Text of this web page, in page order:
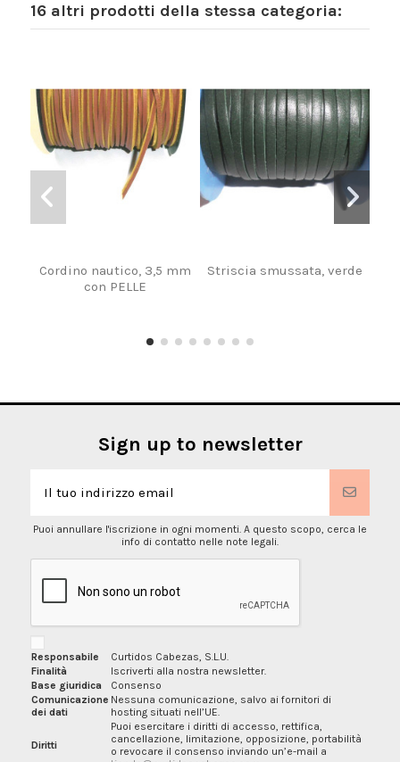
16 altri prodotti della stessa categoria:
Cordino nautico, 3,5 mm
con PELLE
Striscia smussata, verde
Sign up to newsletter
Puoi annullare l'iscrizione in ogni momenti. A questo scopo, cerca le
info di contatto nelle note legali.
Responsabile
Curtidos Cabezas, S.L.U.
Finalità
Iscriverti alla nostra newsletter.
Base giuridica
Consenso
Comunicazione
dei dati
Nessuna comunicazione, salvo ai fornitori di
hosting situati nell’UE.
Diritti
Puoi esercitare i diritti di accesso, rettifica,
cancellazione, limitazione, opposizione, portabilità
o revocare il consenso inviando un’e-mail a